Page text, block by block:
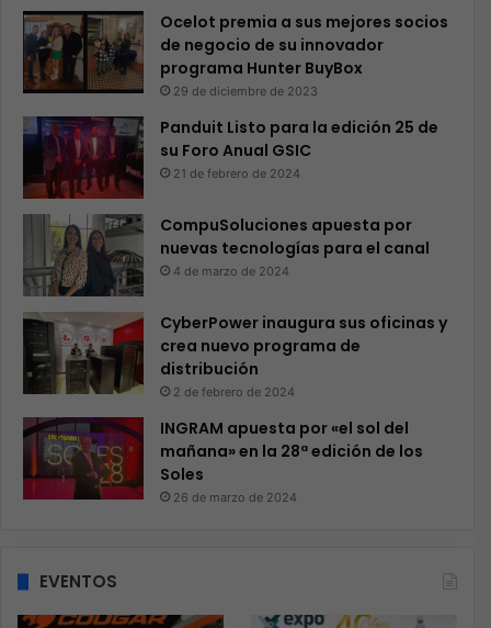
Ocelot premia a sus mejores socios
de negocio de su innovador
programa Hunter BuyBox
29 de diciembre de 2023
Panduit Listo para la edición 25 de
su Foro Anual GSIC
21 de febrero de 2024
CompuSoluciones apuesta por
nuevas tecnologías para el canal
4 de marzo de 2024
CyberPower inaugura sus oficinas y
crea nuevo programa de
distribución
2 de febrero de 2024
INGRAM apuesta por «el sol del
mañana» en la 28ª edición de los
Soles
26 de marzo de 2024
EVENTOS